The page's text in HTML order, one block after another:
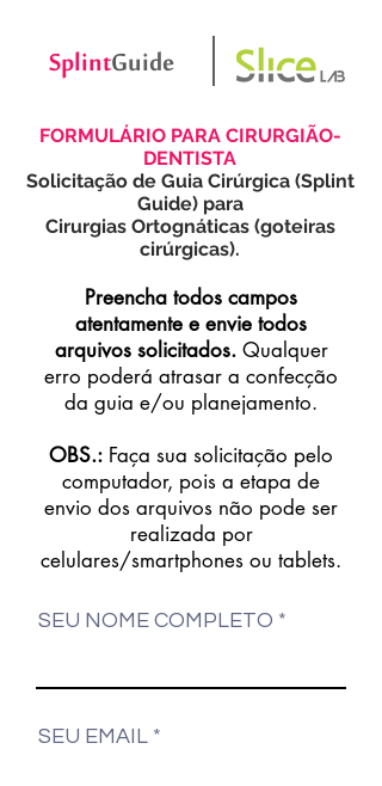
SplintGuide
FORMULÁRIO PARA CIRURGIÃO-
DENTISTA
Solicitação de Guia Cirúrgica (Splint
Guide) para
Cirurgias Ortognáticas (goteiras
cirúrgicas).
Preencha todos campos
atentamente e envie todos
arquivos solicitados.Qualquer
erro poderá atrasar a confecção
da guia e/ou planejamento.
OBS.: Faça sua solicitação pelo
computador, pois a etapa de
envio dos arquivos não pode ser
realizada por
celulares/smartphones ou tablets.
SEU NOME COMPLETO
SEU EMAIL